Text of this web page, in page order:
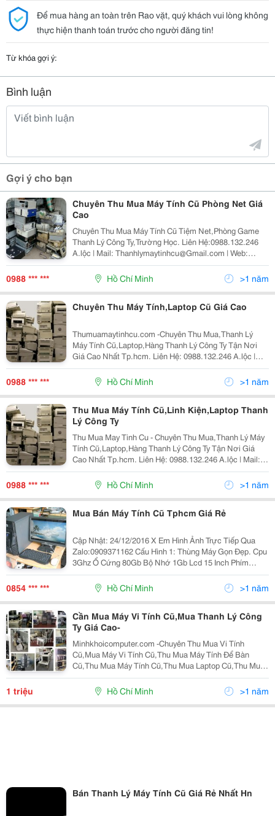
Để mua hàng an toàn trên Rao vặt, quý khách vui lòng không
thực hiện thanh toán trước cho người đăng tin!
Từ khóa gợi ý:
Bình luận
Gợi ý cho bạn
Chuyên Thu Mua Máy Tính Cũ Phòng Net Giá
Cao
Chuyên Thu Mua Máy Tính Cũ Tiệm Net,Phòng Game
Thanh Lý Công Ty,Trường Học. Liên Hệ:0988.132.246
A.lộc | Mail: Thanhlymaytinhcu@Gmail.com | Web:
Minhkhoicomputer.blogspot.com Thu Mua Phòng
Net,Thanh Lý Phòng Games Giá Cao Khu Vực Nội
Ngoại Thành. Chu
0988 *** *** Hồ Chí Minh >1 năm
Chuyên Thu Máy Tính,Laptop Cũ Giá Cao
Thumuamaytinhcu.com -Chuyên Thu Mua,Thanh Lý
Máy Tính Cũ,Laptop,Hàng Thanh Lý Công Ty Tận Nơi
Giá Cao Nhất Tp.hcm. Liên Hệ: 0988.132.246 A.lộc |
Mail: Thanhlymaytinhcu@Gmail.com | Web:
Minhkhoicomputer Xem Video Dịch Vụ Của Chúng Tôi :
Youtube Xem Tr
0988 *** *** Hồ Chí Minh >1 năm
Thu Mua Máy Tính Cũ,Linh Kiện,Laptop Thanh
Lý Công Ty
Thu Mua May Tinh Cu - Chuyên Thu Mua,Thanh Lý Máy
Tính Cũ,Laptop,Hàng Thanh Lý Công Ty Tận Nơi Giá
Cao Nhất Tp.hcm. Liên Hệ: 0988.132.246 A.lộc | Mail:
Thanhlymaytinhcu@Gmail.com | Web:
Minhkhoicomputer Xem Video Dịch Vụ Của Chúng Tôi:
Youtube Xem Tr
0988 *** *** Hồ Chí Minh >1 năm
Mua Bán Máy Tính Cũ Tphcm Giá Rẻ
Cập Nhật: 24/12/2016 X Em Hình Ảnh Trực Tiếp Qua
Zalo:0909371162 Cấu Hình 1: Thùng Máy Gọn Đẹp. Cpu
3Ghz Ổ Cứng 80Gb Bộ Nhớ 1Gb Lcd 15 Inch Phím
Chuột Đầy Đủ Giá: 1 Triệu Bh 1 Tháng Thêm 300 Ngày
Bh 6 Tháng, Thêm 5
0854 *** *** Hồ Chí Minh >1 năm
Cần Mua Máy Vi Tính Cũ,Mua Thanh Lý Công
Ty Giá Cao-
Minhkhoicomputer.com -Chuyên Thu Mua Vi Tính
Cũ,Mua Máy Vi Tính Cũ,Thu Mua Máy Tính Để Bàn
Cũ,Thu Mua Máy Tính Cũ,Thu Mua Laptop Cũ,Thu Mua
Linh Kiện Máy Tính Cũ,Thu Mua Máy In Cũ,Thu Mua
Phòng Net,Thu Mua Máy In Cũ,Thu Mua Thiết Bị Văn
Phòng,Thu Mua
1 triệu Hồ Chí Minh >1 năm
Bán Thanh Lý Máy Tính Cũ Giá Rẻ Nhất Hn